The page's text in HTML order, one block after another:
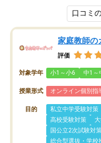
家庭教師の
評価
対象学年 小1～小6 中1～
授業形式 オンライン個別指
目的 私立中学受験対策
高校受験対策
国公立2次試験対
総合型選抜・学校